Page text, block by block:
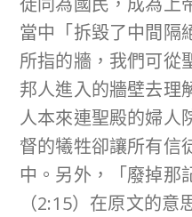
當中「拆毀了中間隔
所指的牆，我們可從
邦人進入的牆壁去理
人本來連聖殿的婦人
督的犧牲卻讓所有信
中。另外，「廢掉那
（2:15）在原文的